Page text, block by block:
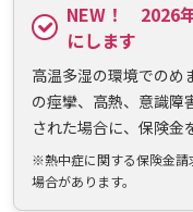
NEW！ 2026
にします
高温多湿の環境でのめ
の痙攣、高熱、意識障
された場合に、保険金
※熱中症に関する保険金請
場合があります。